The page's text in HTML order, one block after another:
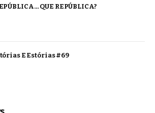
QUE REPÚBLICA?
E Estórias #69